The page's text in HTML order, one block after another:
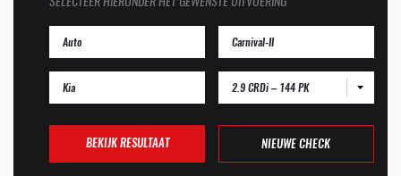
2.9 CRDi – 144 PK
BEKIJK RESULTAAT NIEUWE CHECK